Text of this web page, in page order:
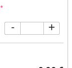
*
- +